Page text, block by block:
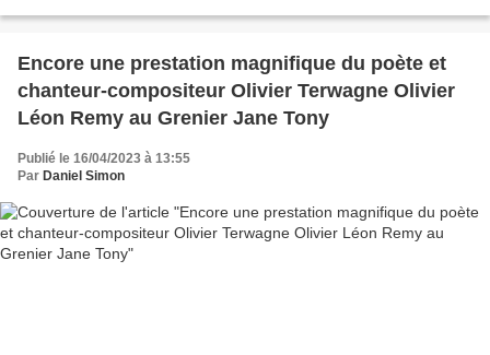
Encore une prestation magnifique du poète et
chanteur-compositeur Olivier Terwagne Olivier
Léon Remy au Grenier Jane Tony
Publié le 16/04/2023 à 13:55
Par Daniel Simon